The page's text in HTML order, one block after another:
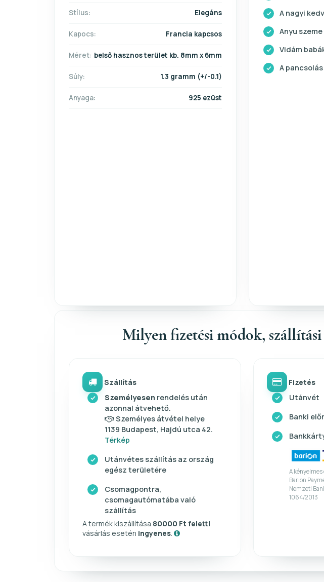
Stílus: Elegáns
Kapocs: Francia kapcsos
Méret: belső hasznos terület kb. 8mm x 6mm
Súly: 1.3 gramm (+/-0.1)
Anyaga: 925 ezüst
A nagyi
Anyu
Vidám
A
Milyen fizetési módok, szállítási
Szállítás
Személyesen rendelés után
azonnal átvehető.
Személyes átvétel helye
1139 Budapest, Hajdú utca 42.
Térkép
Utánvétes szállítás az ország
egész területére
Csomagpontra,
csomagautómatába való
szállítás
A termék kiszállítása 80000 Ft feletti
vásárlás esetén ingyenes
Fizetés
Utánvét
Banki
A
Barion
Nemzeti
1064/2013